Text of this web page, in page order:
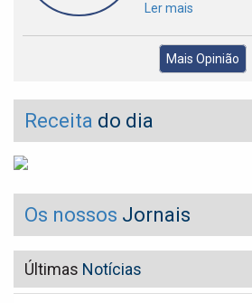
Ler mais
Mais Opinião
Receita do dia
Os nossos Jornais
Últimas Notícias